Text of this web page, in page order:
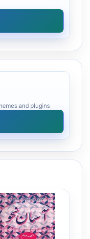
and plugins